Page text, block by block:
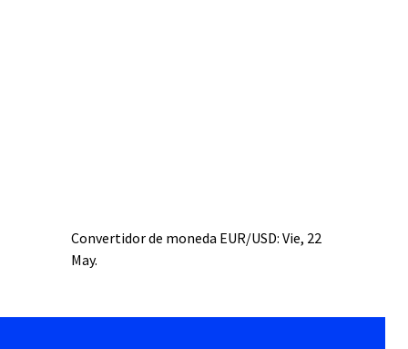
Convertidor de moneda EUR/USD: Vie, 22
May.